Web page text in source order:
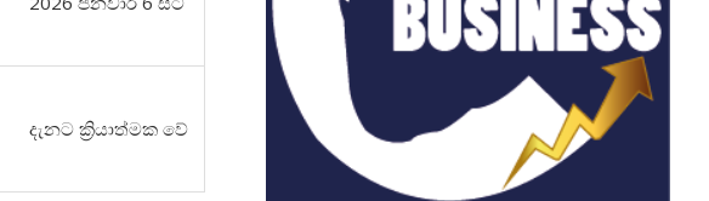
දැනට ක්‍රියාත්මක වේ